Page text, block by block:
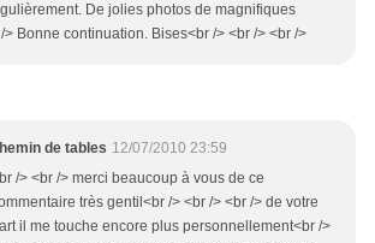
De jolies photos de magnifiques
> Bonne continuation. Bises<br /> <br /> <br />
de tables 12/07/2010 23:59
/> <br /> merci beaucoup à vous de ce
très gentil<br /> <br /> <br /> de votre
il me touche encore plus personnellement<br />